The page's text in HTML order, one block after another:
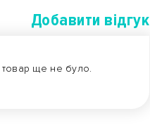
Добавити вiдгук
товар ще не було.